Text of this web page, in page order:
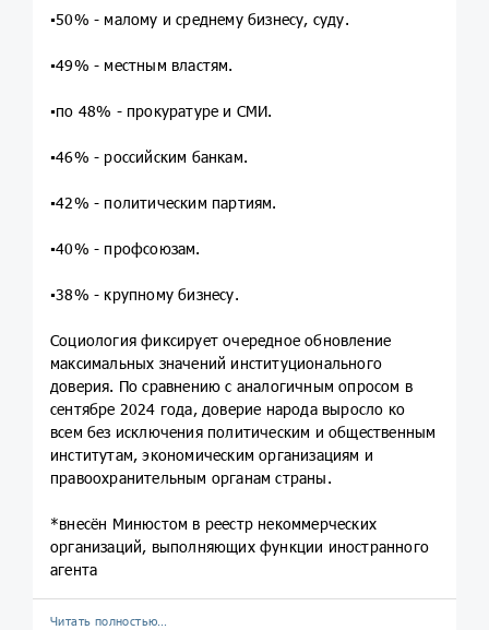
▪️50% - малому и среднему бизнесу, суду.
▪️49% - местным властям.
▪️по 48% - прокуратуре и СМИ.
▪️46% - российским банкам.
▪️42% - политическим партиям.
▪️40% - профсоюзам.
▪️38% - крупному бизнесу.
Социология фиксирует очередное обновление
максимальных значений институционального
доверия. По сравнению с аналогичным опросом в
сентябре 2024 года, доверие народа выросло ко
всем без исключения политическим и общественным
институтам, экономическим организациям и
правоохранительным органам страны.
*внесён Минюстом в реестр некоммерческих
организаций, выполняющих функции иностранного
агента
Читать полностью…